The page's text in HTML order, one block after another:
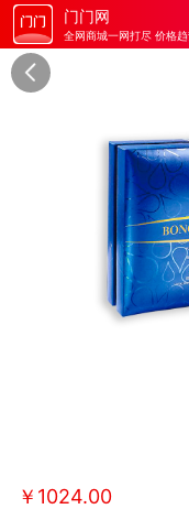
门门网
全网商城一网打尽 价格
￥1024.00